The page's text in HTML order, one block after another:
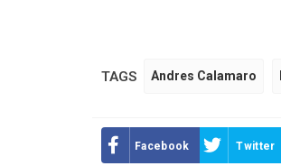
TAGS Andres Calamaro
Facebook Twitter